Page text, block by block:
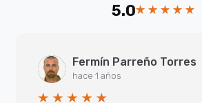
5.0
Fermín Parreño Torres
hace 1 años